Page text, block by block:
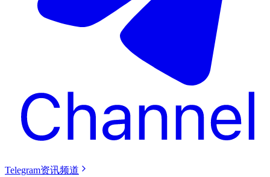
Telegram资讯频道